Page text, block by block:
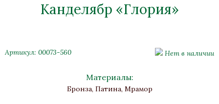
Канделябр «Глория»
Артикул: 00073-560 Нет в наличии
Материалы:
Бронза, Патина, Мрамор